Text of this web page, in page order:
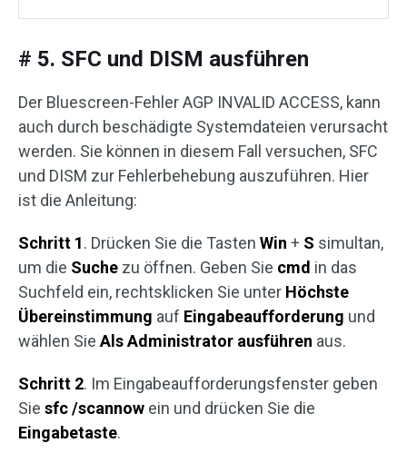
# 5. SFC und DISM ausführen
Der Bluescreen-Fehler AGP INVALID ACCESS, kann
auch durch beschädigte Systemdateien verursacht
werden. Sie können in diesem Fall versuchen, SFC
und DISM zur Fehlerbehebung auszuführen. Hier
ist die Anleitung:
Schritt 1. Drücken Sie die Tasten Win + S simultan,
um die Suche zu öffnen. Geben Sie cmd in das
Suchfeld ein, rechtsklicken Sie unter Höchste
Übereinstimmung auf Eingabeaufforderung und
wählen SieAls Administrator ausführen aus.
Schritt 2. Im Eingabeaufforderungsfenster geben
Sie sfc /scannow ein und drücken Sie die
Eingabetaste.